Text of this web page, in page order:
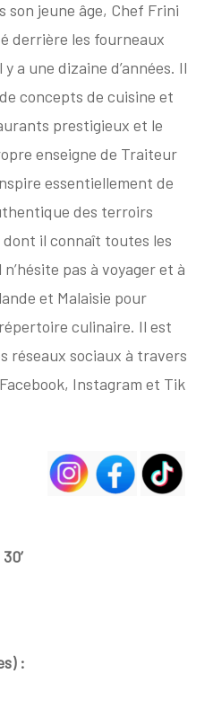
son jeune âge, Chef Frini
derrière les fourneaux
a une dizaine d’années. Il
concepts de cuisine et
prestigieux et le
enseigne de Traiteur
essentiellement de
des terroirs
il connaît toutes les
pas à voyager et à
et Malaisie pour
culinaire. Il est
réseaux sociaux à travers
Instagram et Tik
: